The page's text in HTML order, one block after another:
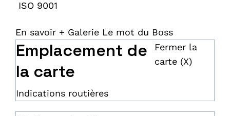
ISO 9001
En savoir + Galerie Le mot du Boss
Emplacement de
la carte
Fermer la
carte (X)
Indications routières